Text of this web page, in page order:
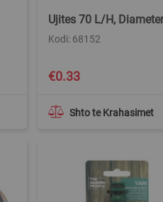
Ujites 70 L/H,
Kodi: 68152
Shto te Krahasimet
€0.33